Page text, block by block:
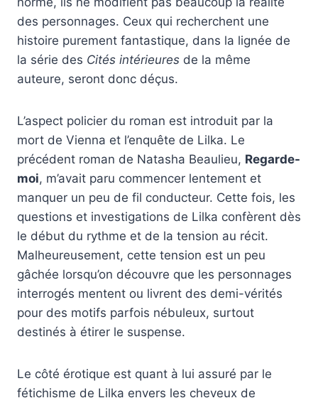
des personnages. Ceux qui recherchent une
histoire purement fantastique, dans la lignée de
la série des Cités intérieures de la même
auteure, seront donc déçus.
L’aspect policier du roman est introduit par la
mort de Vienna et l’enquête de Lilka. Le
précédent roman de Natasha Beaulieu, Regarde-
moi, m’avait paru commencer lentement et
manquer un peu de fil conducteur. Cette fois, les
questions et investigations de Lilka confèrent dès
le début du rythme et de la tension au récit.
Malheureusement, cette tension est un peu
gâchée lorsqu’on découvre que les personnages
interrogés mentent ou livrent des demi-vérités
pour des motifs parfois nébuleux, surtout
destinés à étirer le suspense.
Le côté érotique est quant à lui assuré par le
fétichisme de Lilka envers les cheveux de